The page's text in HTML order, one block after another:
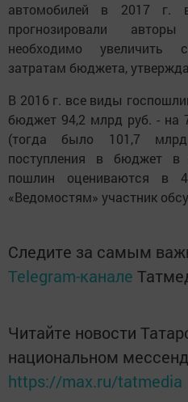
автомобилей в 2017 г.
прогнозировали
необходимо увеличить
затратам бюджета,
В 2016 г. все виды
бюджет 94,2 млрд руб. - на
(тогда было 101,7
поступления в бюджет в
пошлин оцениваются в
«Ведомостям» участник
Следите за самым
Telegram-канале
Читайте новости
национальном
https://max.ru/tatmedia